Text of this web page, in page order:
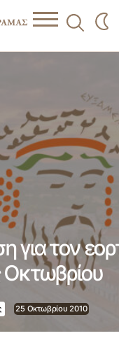
για τον
Οκτωβρίου
25 Οκτωβρίου 2010